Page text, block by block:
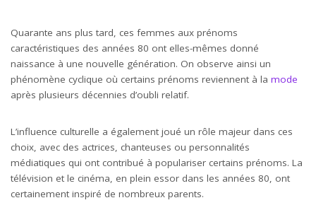
Quarante ans plus tard, ces femmes aux prénoms
caractéristiques des années 80 ont elles-mêmes donné
naissance à une nouvelle génération. On observe ainsi un
phénomène cyclique où certains prénoms reviennent à la mode
après plusieurs décennies d’oubli relatif.
L’influence culturelle a également joué un rôle majeur dans ces
choix, avec des actrices, chanteuses ou personnalités
médiatiques qui ont contribué à populariser certains prénoms. La
télévision et le cinéma, en plein essor dans les années 80, ont
certainement inspiré de nombreux parents.